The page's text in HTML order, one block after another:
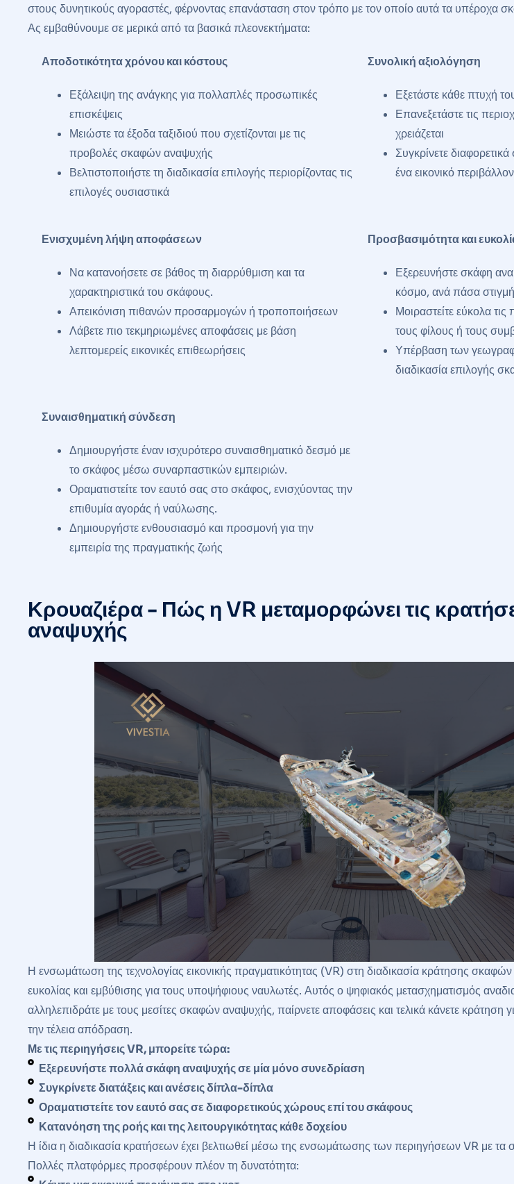
στους δυνητικούς αγοραστές, φέρνοντας επανάσταση στον τρόπο με τον οποίο αυτά τα υπέροχα
Ας εμβαθύνουμε σε μερικά από τα βασικά πλεονεκτήματα:
Αποδοτικότητα χρόνου και κόστους
Εξάλειψη της ανάγκης για πολλαπλές προσωπικές
επισκέψεις
Μειώστε τα έξοδα ταξιδιού που σχετίζονται με τις
προβολές σκαφών αναψυχής
Βελτιστοποιήστε τη διαδικασία επιλογής περιορίζοντας τις
επιλογές ουσιαστικά
Συνολική αξιολόγηση
Εξετάστε κάθε πτυχή
Επανεξετάστε τις
χρειάζεται
Συγκρίνετε
ένα εικονικό περιβάλλον
Ενισχυμένη λήψη αποφάσεων
Να κατανοήσετε σε βάθος τη διαρρύθμιση και τα
χαρακτηριστικά του σκάφους.
Απεικόνιση πιθανών προσαρμογών ή τροποποιήσεων
Λάβετε πιο τεκμηριωμένες αποφάσεις με βάση
λεπτομερείς εικονικές επιθεωρήσεις
Προσβασιμότητα και
Εξερευνήστε σκάφη
κόσμο, ανά πάσα στιγμή
Μοιραστείτε εύκολα τις
τους φίλους ή τους
Υπέρβαση των
διαδικασία επιλογής
Συναισθηματική σύνδεση
Δημιουργήστε έναν ισχυρότερο συναισθηματικό δεσμό με
το σκάφος μέσω συναρπαστικών εμπειριών.
Οραματιστείτε τον εαυτό σας στο σκάφος, ενισχύοντας την
επιθυμία αγοράς ή ναύλωσης.
Δημιουργήστε ενθουσιασμό και προσμονή για την
εμπειρία της πραγματικής ζωής
Κρουαζιέρα - Πώς η VR μεταμορφώνει τις
αναψυχής
Η ενσωμάτωση της τεχνολογίας εικονικής πραγματικότητας (VR) στη διαδικασία κράτησης
ευκολίας και εμβύθισης για τους υποψήφιους ναυλωτές. Αυτός ο ψηφιακός μετασχηματισμός
αλληλεπιδράτε με τους μεσίτες σκαφών αναψυχής, παίρνετε αποφάσεις και τελικά κάνετε κράτηση
την τέλεια απόδραση.
Με τις περιηγήσεις VR, μπορείτε τώρα:
Εξερευνήστε πολλά σκάφη αναψυχής σε μία μόνο συνεδρίαση
Συγκρίνετε διατάξεις και ανέσεις δίπλα-δίπλα
Οραματιστείτε τον εαυτό σας σε διαφορετικούς χώρους επί του σκάφους
Κατανόηση της ροής και της λειτουργικότητας κάθε δοχείου
Η ίδια η διαδικασία κρατήσεων έχει βελτιωθεί μέσω της ενσωμάτωσης των περιηγήσεων VR με
Πολλές πλατφόρμες προσφέρουν πλέον τη δυνατότητα: